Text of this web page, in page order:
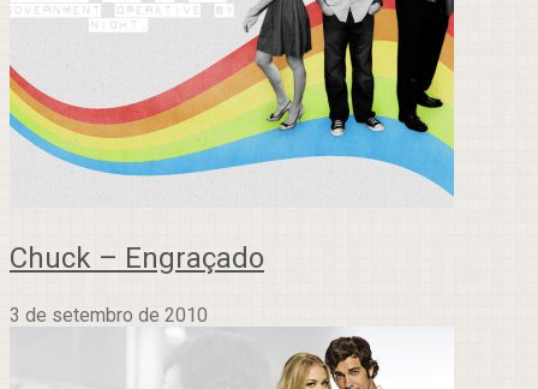
Chuck – Engraçado
3 de setembro de 2010